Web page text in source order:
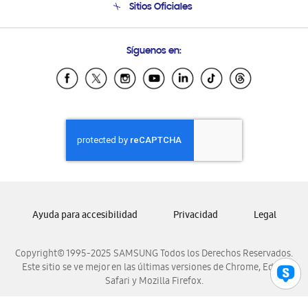
Condiciones de Compra
Soporte vía eMail
Sitios Oficiales
Samsung Ecuador
Samsung El Salvador
Samsung Honduras
Samsung Nicaragua
Samsung Panamá
Samsung Venezuela
Síguenos en:
Copyright© 1995-2025 SAMSUNG Todos los Derechos Reservados.
Este sitio se ve mejor en las últimas versiones de Chrome, Edge,
Safari y Mozilla Firefox.
Ayuda para accesibilidad Privacidad Legal